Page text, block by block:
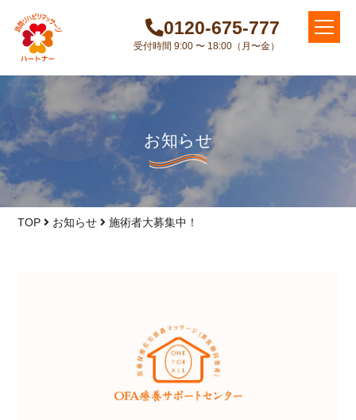
0120-675-777
受付時間 9:00 〜 18:00（月〜金）
お知らせ
TOP お知らせ 施術者大募集中！